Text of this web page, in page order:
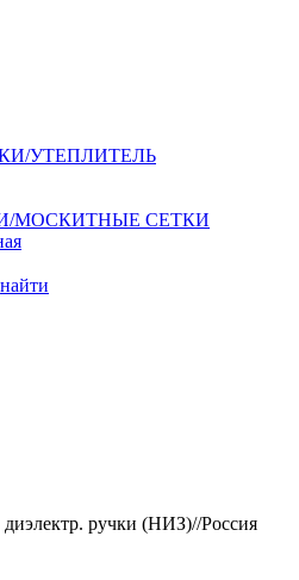
УТЕПЛИТЕЛЬ
МОСКИТНЫЕ СЕТКИ
найти
ручки (НИЗ)//Россия